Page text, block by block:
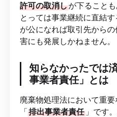
許可の取消しが下ること
とっては事業継続に直結
が公になれば取引先から
害にも発展しかねません。
知らなかったでは
事業者責任」とは
廃棄物処理法において重
「排出事業者責任 」です